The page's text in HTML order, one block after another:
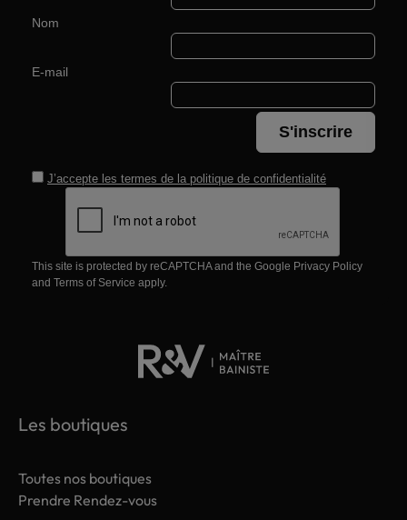
Nom
E-mail
S'inscrire
J’accepte les termes de la politique de confidentialité
This site is protected by reCAPTCHA and the Google Privacy Policy
and Terms of Service apply.
Les boutiques
Toutes nos boutiques
Prendre Rendez-vous